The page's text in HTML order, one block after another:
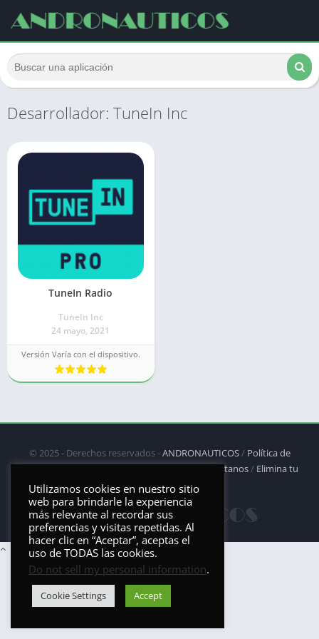
Desarrollador: TuneIn Inc
TuneIn Radio
TuneIn Inc
24 mayo, 2021
Versión Varía con el dispositivo.
© 2025 - Derechos reservados -ANDRONAUTICOS/ Política de
privacidad/Política de Cookies/DMCA/Contáctanos/ Elimina tu
aplicación
Utilizamos cookies en nuestro sitio
web para brindarle la experiencia
más relevante al recordar sus
preferencias y visitas repetidas. Al
hacer clic en “Aceptar”, aceptas el
uso de TODAS las cookies.
Do not sell my personal information.
Cookie Settings Accept